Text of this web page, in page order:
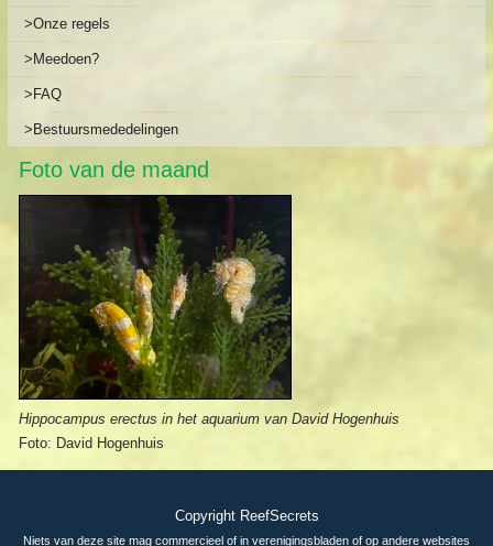
>Onze regels
>Meedoen?
>FAQ
>Bestuursmededelingen
Foto van de maand
Hippocampus erectus in het aquarium van David Hogenhuis
Foto: David Hogenhuis
Copyright ReefSecrets
Niets van deze site mag commercieel of in verenigingsbladen of op andere websites